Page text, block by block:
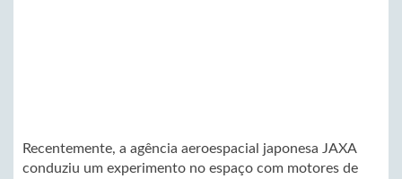
Recentemente, a agência aeroespacial japonesa JAXA
conduziu um experimento no espaço com motores de